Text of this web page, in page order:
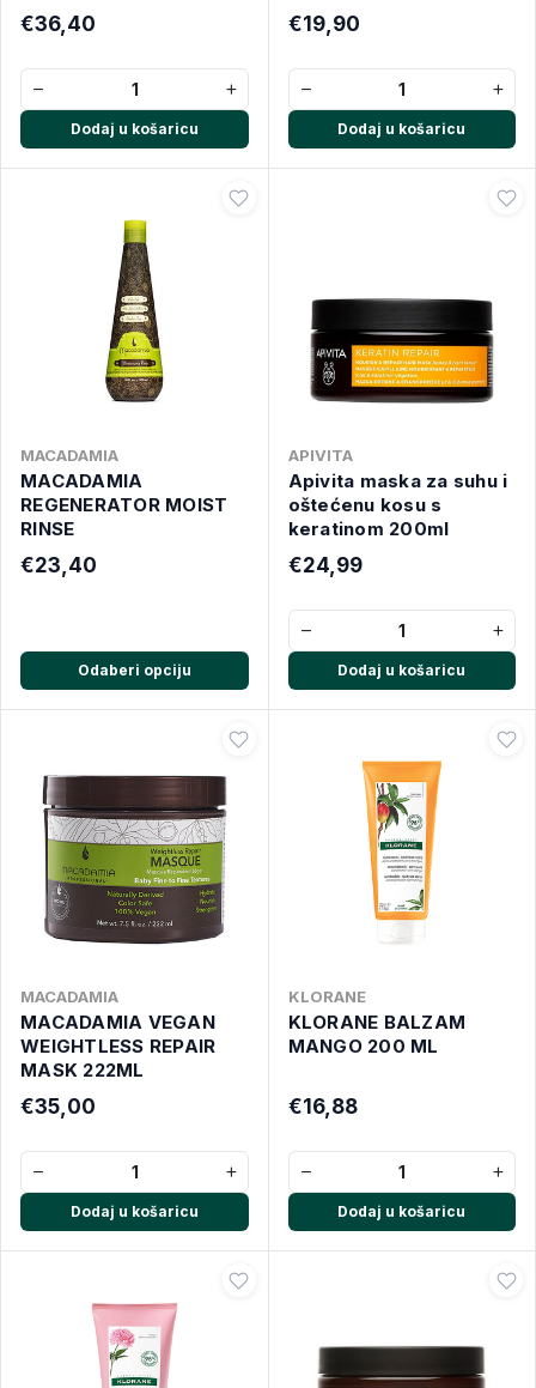
€36,40
− +
Dodaj u košaricu
€19,90
− +
Dodaj u košaricu
MACADAMIA
MACADAMIA
REGENERATOR MOIST
RINSE
€23,40
Odaberi opciju
APIVITA
Apivita maska za suhu i
oštećenu kosu s
keratinom 200ml
€24,99
− +
Dodaj u košaricu
MACADAMIA
MACADAMIA VEGAN
WEIGHTLESS REPAIR
MASK 222ML
€35,00
− +
Dodaj u košaricu
KLORANE
KLORANE BALZAM
MANGO 200 ML
€16,88
− +
Dodaj u košaricu